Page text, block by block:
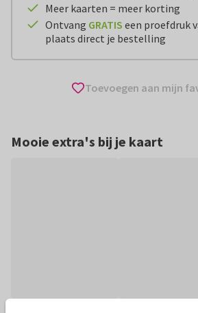
Meer kaarten = meer korting
Ontvang GRATIS een proefdruk
plaats direct je bestelling
Toevoegen aan mijn
Mooie extra's bij je kaart